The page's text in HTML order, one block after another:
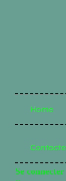
Home
Se connecter